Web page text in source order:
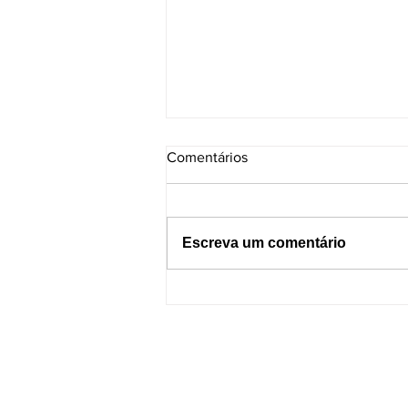
Comentários
Escreva um comentário